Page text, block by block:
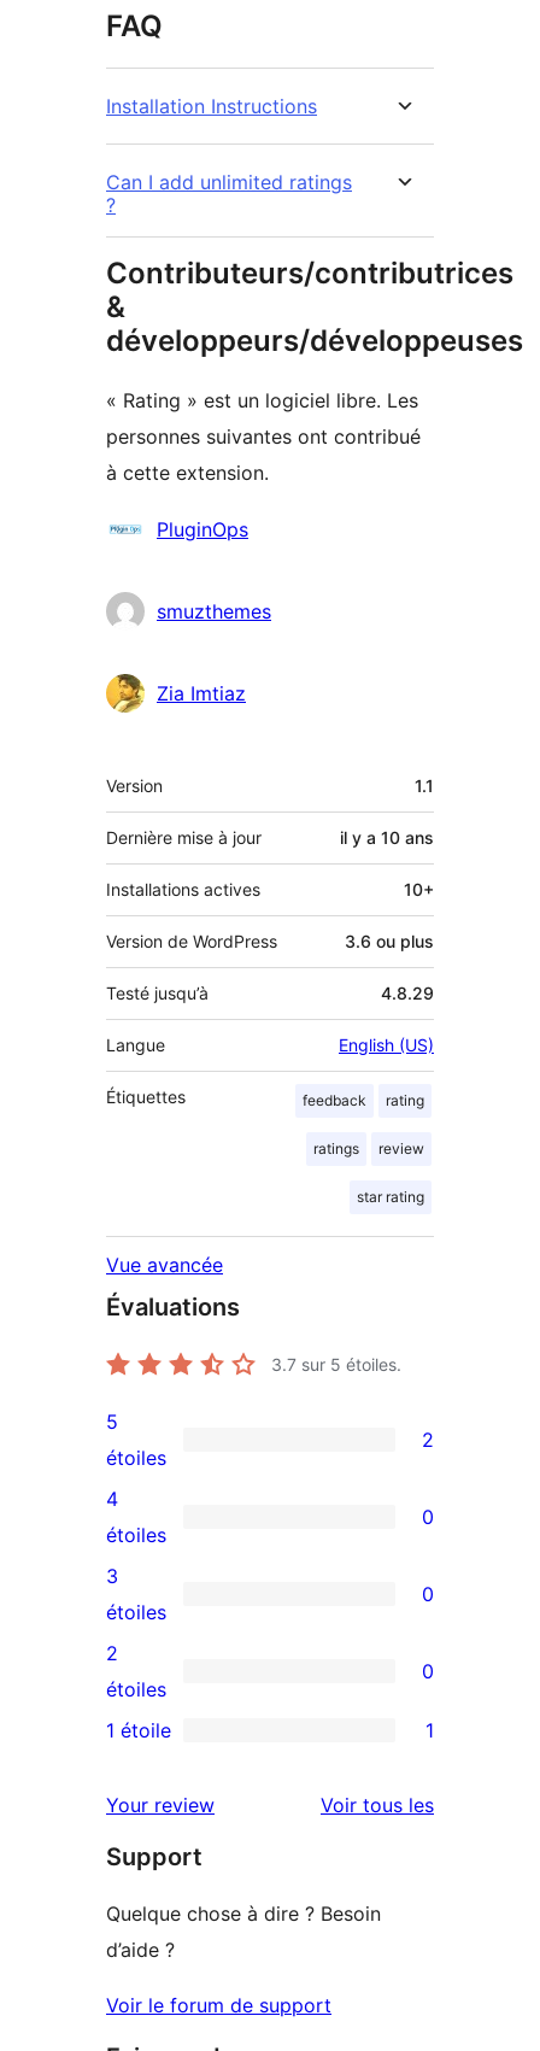
FAQ
Installation Instructions
Can I add unlimited ratings
?
Contributeurs/contributrices
&
développeurs/développeuses
« Rating » est un logiciel libre. Les
personnes suivantes ont contribué
à cette extension.
Contributeurs
PluginOps
smuzthemes
Zia Imtiaz
Méta
Version 1.1
Dernière mise à jour il y a 10 ans
Installations actives 10+
Version de WordPress 3.6 ou plus
Testé jusqu’à 4.8.29
Langue English (US)
Étiquettes feedback rating
ratings review
star rating
Vue avancée
Évaluations
3.7 sur 5 étoiles.
2
avis
à
5
étoiles
5
étoiles
2
0
avis
à
4
étoile
4
étoiles
0
0
avis
à
3
3
étoiles
0
0
avis
2
2
étoiles
0
à
1
1 étoile 1
Your review Voir tous lesavis
Support
Quelque chose à dire ? Besoin
d’aide ?
Voir le forum de support